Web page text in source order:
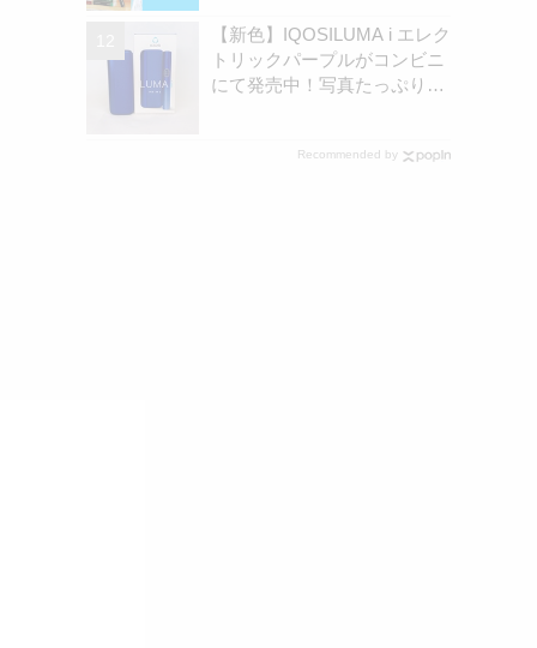
【新色】IQOSILUMA i エレク
トリックパープルがコンビニ
にて発売中！写真たっぷりで
| アイコスさんRecommended by